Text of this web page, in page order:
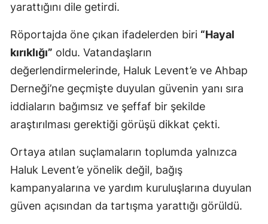
yarattığını dile getirdi.
Röportajda öne çıkan ifadelerden biri “Hayal
kırıklığı” oldu. Vatandaşların
değerlendirmelerinde, Haluk Levent’e ve Ahbap
Derneği’ne geçmişte duyulan güvenin yanı sıra
iddiaların bağımsız ve şeffaf bir şekilde
araştırılması gerektiği görüşü dikkat çekti.
Ortaya atılan suçlamaların toplumda yalnızca
Haluk Levent’e yönelik değil, bağış
kampanyalarına ve yardım kuruluşlarına duyulan
güven açısından da tartışma yarattığı görüldü.